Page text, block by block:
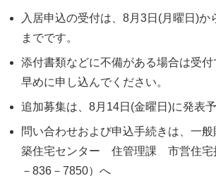
入居申込の受付は、8月3日(月曜日)か
までです。
添付書類などに不備がある場合は受
早めに申し込んでください。
追加募集は、8月14日(金曜日)に発表予
問い合わせおよび申込手続きは、一
築住宅センター 住管理課 市営住宅
－836－7850）へ